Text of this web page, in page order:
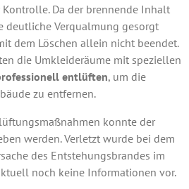
Da der brennende Inhalt
deutliche Verqualmung gesorgt
dem Löschen allein nicht beendet.
die Umkleideräume mit speziellen
entlüften, um die
zu entfernen.
konnte der
werden. Verletzt wurde bei dem
des Entstehungsbrandes im
noch keine Informationen vor.